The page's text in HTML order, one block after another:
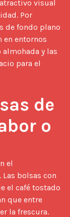
Por
de fondo plano
en entornos
y las
para el
de
o
bolsas con
el café tostado
que entre
la frescura.